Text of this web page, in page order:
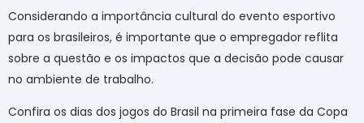
Considerando a importância cultural do evento esportivo
para os brasileiros, é importante que o empregador reflita
sobre a questão e os impactos que a decisão pode causar
no ambiente de trabalho.
Confira os dias dos jogos do Brasil na primeira fase da Copa